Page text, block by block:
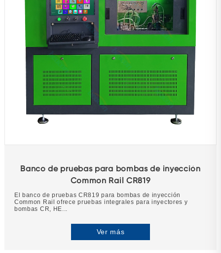
Banco de pruebas para bombas de inyección
Common Rail CR819
El banco de pruebas CR819 para bombas de inyección
Common Rail ofrece pruebas integrales para inyectores y
bombas CR, HE...
Ver más